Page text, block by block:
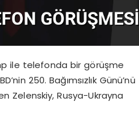
ile telefonda bir görüşme
250. Bağımsızlık Günü’nü
Zelenskiy, Rusya-Ukrayna